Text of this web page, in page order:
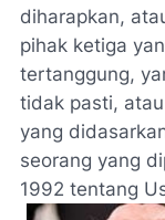
diharapkan,
pihak ketiga
tertanggung,
tidak pasti,
yang
seorang yang
1992 tentang